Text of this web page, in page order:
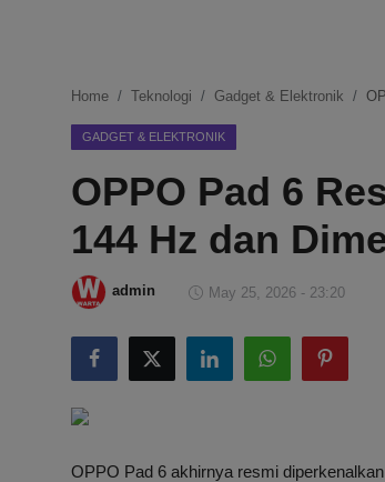
Ekonomi
Internasional
Teknologi
Hiburan
Kesehatan
Home Teknologi Gadget & Elektronik
GADGET & ELEKTRONIK
OPPO Pad 6
144 Hz dan
admin May 25, 2026 - 23:20
OPPO Pad 6 akhirnya resmi